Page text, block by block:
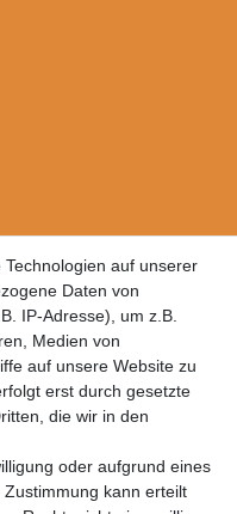
auf unserer
Daten von
IP-Adresse), um z.B.
Medien von
auf unsere Website zu
erst durch gesetzte
die wir in den
oder aufgrund eines
kann erteilt